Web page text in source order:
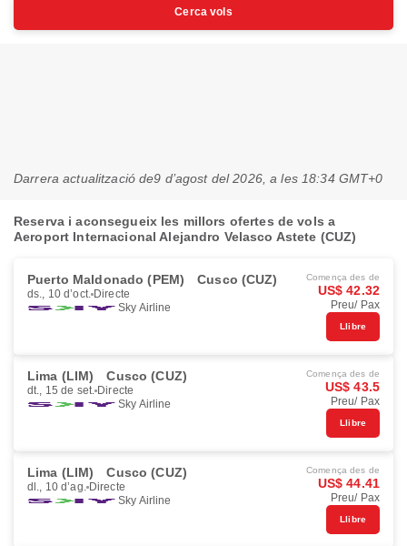
Cerca vols
Darrera actualització de9 d’agost del 2026, a les 18:34 GMT+0
Reserva i aconsegueix les millors ofertes de vols a
Aeroport Internacional Alejandro Velasco Astete (CUZ)
Puerto Maldonado (PEM) Cusco (CUZ)
ds., 10 d’oct. Directe
Sky Airline
Comença des de
US$ 42.32
Preu/ Pax
Llibre
Lima (LIM) Cusco (CUZ)
dt., 15 de set. Directe
Sky Airline
Comença des de
US$ 43.5
Preu/ Pax
Llibre
Lima (LIM) Cusco (CUZ)
dl., 10 d’ag. Directe
Sky Airline
Comença des de
US$ 44.41
Preu/ Pax
Llibre